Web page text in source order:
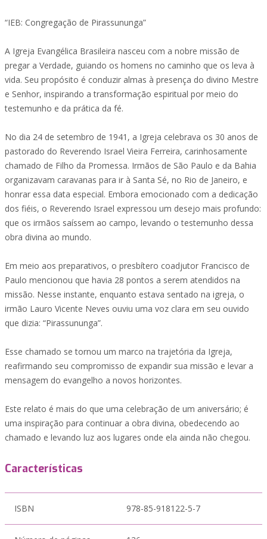
“IEB: Congregação de Pirassununga”
A Igreja Evangélica Brasileira nasceu com a nobre missão de
pregar a Verdade, guiando os homens no caminho que os leva à
vida. Seu propósito é conduzir almas à presença do divino Mestre
e Senhor, inspirando a transformação espiritual por meio do
testemunho e da prática da fé.
No dia 24 de setembro de 1941, a Igreja celebrava os 30 anos de
pastorado do Reverendo Israel Vieira Ferreira, carinhosamente
chamado de Filho da Promessa. Irmãos de São Paulo e da Bahia
organizavam caravanas para ir à Santa Sé, no Rio de Janeiro, e
honrar essa data especial. Embora emocionado com a dedicação
dos fiéis, o Reverendo Israel expressou um desejo mais profundo:
que os irmãos saíssem ao campo, levando o testemunho dessa
obra divina ao mundo.
Em meio aos preparativos, o presbítero coadjutor Francisco de
Paulo mencionou que havia 28 pontos a serem atendidos na
missão. Nesse instante, enquanto estava sentado na igreja, o
irmão Lauro Vicente Neves ouviu uma voz clara em seu ouvido
que dizia: “Pirassununga”.
Esse chamado se tornou um marco na trajetória da Igreja,
reafirmando seu compromisso de expandir sua missão e levar a
mensagem do evangelho a novos horizontes.
Este relato é mais do que uma celebração de um aniversário; é
uma inspiração para continuar a obra divina, obedecendo ao
chamado e levando luz aos lugares onde ela ainda não chegou.
Características
ISBN 978-85-918122-5-7